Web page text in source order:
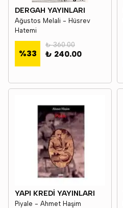
DERGAH YAYINLARI
Ağustos Melali - Hüsrev
Hatemi
%33
₺ 360.00
₺ 240.00
YAPI KREDİ YAYINLARI
Piyale - Ahmet Haşim